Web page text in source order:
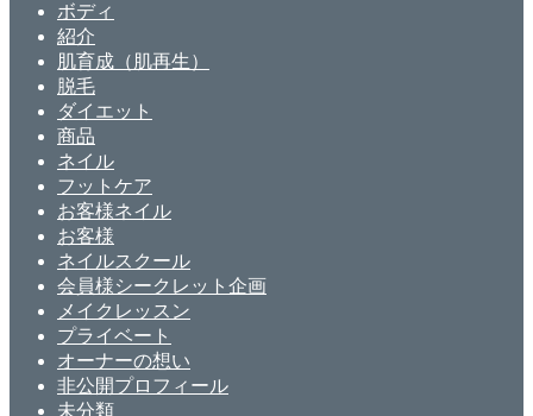
ボディ
紹介
肌育成（肌再生）
脱毛
ダイエット
商品
ネイル
フットケア
お客様ネイル
お客様
ネイルスクール
会員様シークレット企画
メイクレッスン
プライベート
オーナーの想い
非公開プロフィール
未分類